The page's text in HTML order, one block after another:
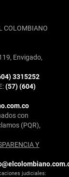
COLOMBIANO
Envigado,
3315252
(57) (604)
con
(PQR),
Y
judiciales: